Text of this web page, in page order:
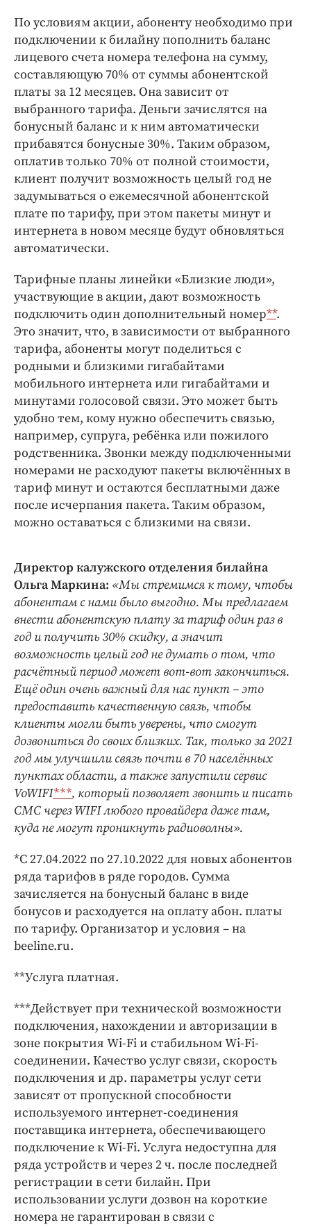
Бренд года
Работодатель года
По условиям акции, абоненту необходимо при
подключении к билайну пополнить баланс
лицевого счета номера телефона на сумму,
составляющую 70% от суммы абонентской
платы за 12 месяцев. Она зависит от
выбранного тарифа. Деньги зачислятся на
бонусный баланс и к ним автоматически
прибавятся бонусные 30%. Таким образом,
оплатив только 70% от полной стоимости,
клиент получит возможность целый год не
задумываться о ежемесячной абонентской
плате по тарифу, при этом пакеты минут и
интернета в новом месяце будут обновляться
автоматически.
Тарифные планы линейки «Близкие люди»,
участвующие в акции, дают возможность
подключить один дополнительный номер**.
Это значит, что, в зависимости от выбранного
тарифа, абоненты могут поделиться с
родными и близкими гигабайтами
мобильного интернета или гигабайтами и
минутами голосовой связи. Это может быть
удобно тем, кому нужно обеспечить связью,
например, супруга, ребёнка или пожилого
родственника. Звонки между подключенными
номерами не расходуют пакеты включённых в
тариф минут и остаются бесплатными даже
после исчерпания пакета. Таким образом,
можно оставаться с близкими на связи.
Директор калужского отделения билайна
Ольга Маркина: «Мы стремимся к тому, чтобы
абонентам с нами было выгодно. Мы предлагаем
внести абонентскую плату за тариф один раз в
год и получить 30% скидку, а значит
возможность целый год не думать о том, что
расчётный период может вот-вот закончиться.
Ещё один очень важный для нас пункт – это
предоставить качественную связь, чтобы
клиенты могли быть уверены, что смогут
дозвониться до своих близких. Так, только за 2021
год мы улучшили связь почти в 70 населённых
пунктах области, а также запустили сервис
VoWIFI***, который позволяет звонить и писать
СМС через WIFI любого провайдера даже там,
куда не могут проникнуть радиоволны».
*С 27.04.2022 по 27.10.2022 для новых абонентов
ряда тарифов в ряде городов. Сумма
зачисляется на бонусный баланс в виде
бонусов и расходуется на оплату абон. платы
по тарифу. Организатор и условия – на
beeline.ru.
**Услуга платная.
***Действует при технической возможности
подключения, нахождении и авторизации в
зоне покрытия Wi-Fi и стабильном Wi-Fi-
соединении. Качество услуг связи, скорость
подключения и др. параметры услуг сети
зависят от пропускной способности
используемого интернет-соединения
поставщика интернета, обеспечивающего
подключение к Wi-Fi. Услуга недоступна для
ряда устройств и через 2 ч. после последней
регистрации в сети билайн. При
использовании услуги дозвон на короткие
номера не гарантирован в связи с